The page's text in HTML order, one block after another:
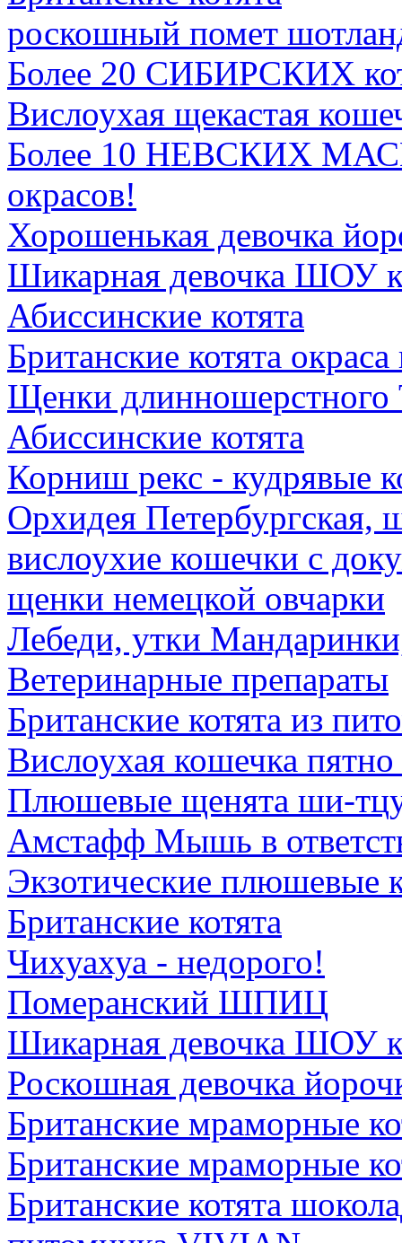
роскошный помет
Более 20 СИБИРСКИХ
Вислоухая щекастая
Более 10 НЕВСКИХ
окрасов!
Хорошенькая девочка
Шикарная девочка ШОУ
Абиссинские котята
Британские котята
Щенки длинношерстного
Абиссинские котята
Корниш рекс - кудрявые
Орхидея Петербургская,
вислоухие кошечки с
щенки немецкой овчарки
Лебеди, утки
Ветеринарные препараты
Британские котята из
Вислоухая кошечка пятно
Плюшевые щенята ши-
Амстафф Мышь в
Экзотические плюшевые
Британские котята
Чихуахуа - недорого!
Померанский ШПИЦ
Шикарная девочка ШОУ
Роскошная девочка
Британские мраморные
Британские мраморные
Британские котята